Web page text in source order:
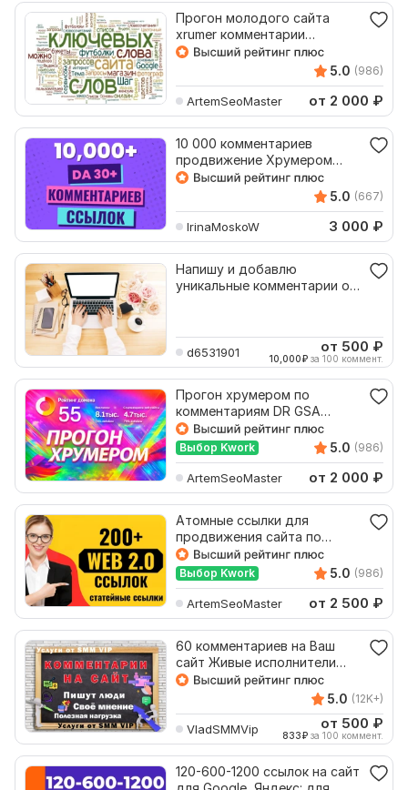
Прогон молодого сайта
xrumer комментарии
продвижение позиций на
5.0 (986)
ArtemSeoMaster от 2 000 ₽
10 000 комментариев
продвижение Хрумером
внешние ссылки на ваш сайт
5.0 (667)
IrinaMoskoW 3 000 ₽
Напишу и добавлю
уникальные комментарии о
d6531901 от 500 ₽
10,000₽ за 100 коммент.
Прогон хрумером по
комментариям DR GSA
ссылки продвижение сайта
xrumer
Выбор Kwork 5.0 (986)
ArtemSeoMaster от 2 000 ₽
Атомные ссылки для
продвижения сайта по
комментариям Xrumer GSA
прогон
Выбор Kwork 5.0 (986)
ArtemSeoMaster от 2 500 ₽
60 комментариев на Ваш
сайт Живые исполнители
Вручную
5.0 (12K+)
VladSMMVip от 500 ₽
833₽ за 100 коммент.
120-600-1200 ссылок на сайт